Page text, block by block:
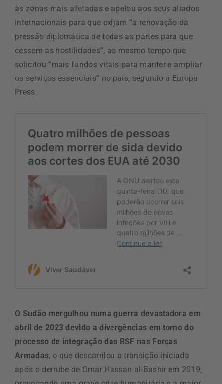
às zonas mais afetadas e apelou aos seus aliados
internacionais para que exijam “a renovação da
pressão diplomática de todas as partes para que
cessem as hostilidades”, ao mesmo tempo que
solicitou “mais fundos vitais para manter e ampliar
os serviços essenciais” no país, segundo a Europa
Press.
O Sudão mergulhou numa guerra devastadora em
abril de 2023 devido a divergências em torno do
processo de integração das RSF nas Forças
Armadas, o que descarrilou a transição iniciada
após o derrube de Omar Hassan al-Bashir em 2019,